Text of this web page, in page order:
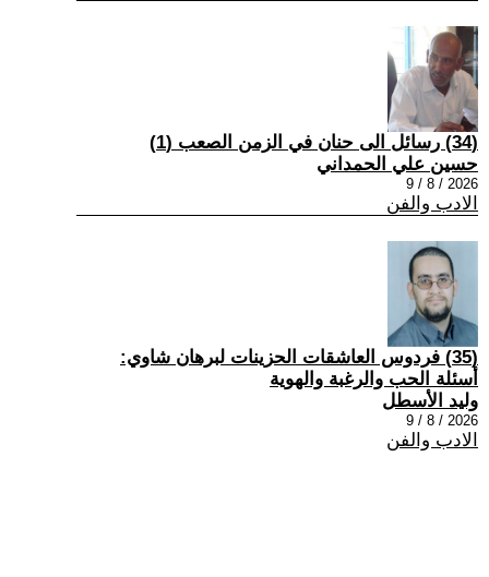
(34) رسائل الى حنان في الزمن الصعب (1)
حسين علي الحمداني
2026 / 8 / 9
الادب والفن
(35) فردوس العاشقات الحزينات لبرهان شاوي:
أسئلة الحب والرغبة والهوية
وليد الأسطل
2026 / 8 / 9
الادب والفن